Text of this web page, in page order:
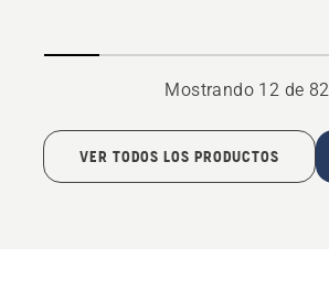
Mostrando 12 de 82
VER TODOS LOS PRODUCTOS